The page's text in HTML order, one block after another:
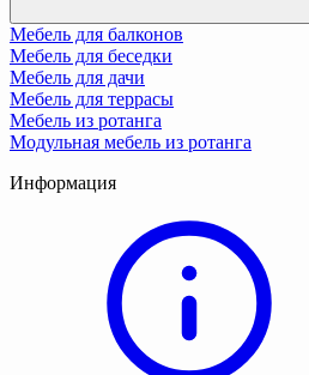
Мебель для балконов
Мебель для беседки
Мебель для дачи
Мебель для террасы
Мебель из ротанга
Модульная мебель из ротанга
Информация